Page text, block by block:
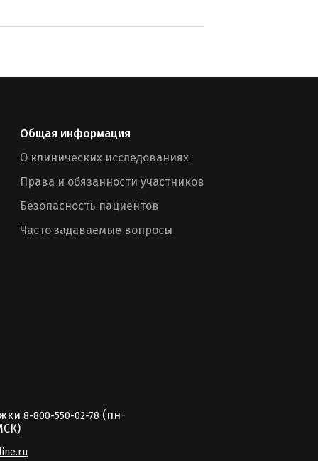
Общая информация
О клинических исследованиях
Права и обязанности участников
Безопасность пациентов
Часто задаваемые вопросы
8-800-550-02-78 (пн-